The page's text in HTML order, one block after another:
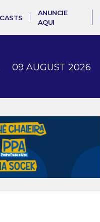
ANUNCIE
AQUI
09 AUGUST 2026